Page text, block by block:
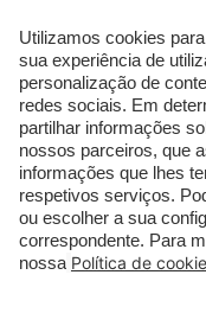
Sérum de Rosto
Body mist & Spray
corporal
Produtos para Cabelo
Homem
Espuma de Limpeza
Facial
Dermocosmética